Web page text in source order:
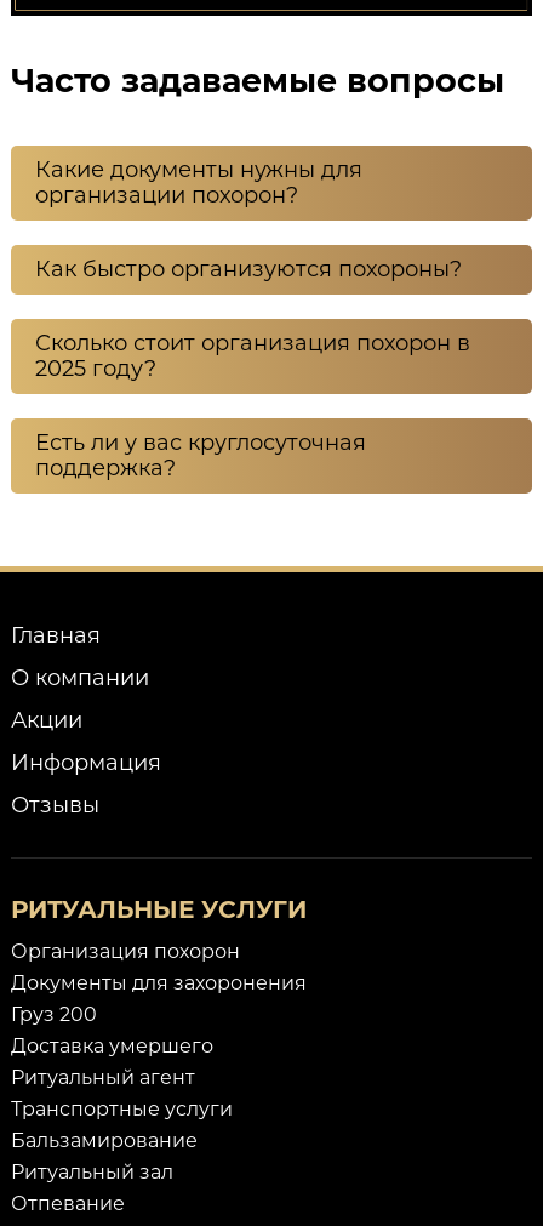
Часто задаваемые вопросы
Какие документы нужны для
организации похорон?
Как быстро организуются похороны?
Сколько стоит организация похорон в
2025 году?
Есть ли у вас круглосуточная
поддержка?
Главная
О компании
Акции
Информация
Отзывы
РИТУАЛЬНЫЕ УСЛУГИ
Организация похорон
Документы для захоронения
Груз 200
Доставка умершего
Ритуальный агент
Транспортные услуги
Бальзамирование
Ритуальный зал
Отпевание